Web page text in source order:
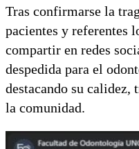
Tras confirmarse la
pacientes y referentes
compartir en redes
despedida para el
destacando su
la comunidad.